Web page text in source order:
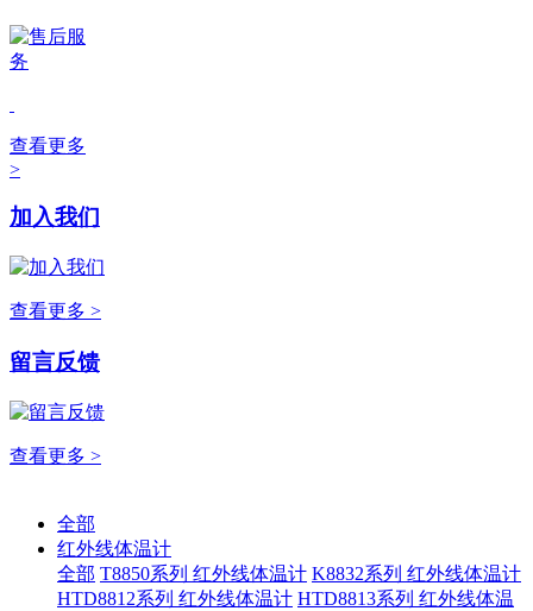
查看更多
>
加入我们
查看更多 >
留言反馈
查看更多 >
全部
红外线体温计
全部 T8850系列 红外线体温计 K8832系列 红外线体温计
HTD8812系列 红外线体温计 HTD8813系列 红外线体温